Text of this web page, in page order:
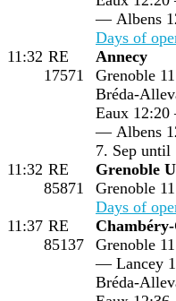
— Albens
Days of
11:32 RE
17571
Annecy
Grenoble
Bréda-
Eaux
— Albens
7. Sep until
11:32 RE
85871
Grenoble
Grenoble
Days of
11:37 RE
85137
Grenoble
— Lancey
Bréda-